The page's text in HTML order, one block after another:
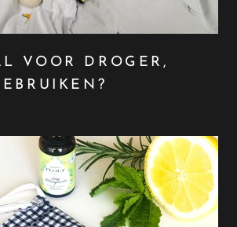
VOOR DROGER,